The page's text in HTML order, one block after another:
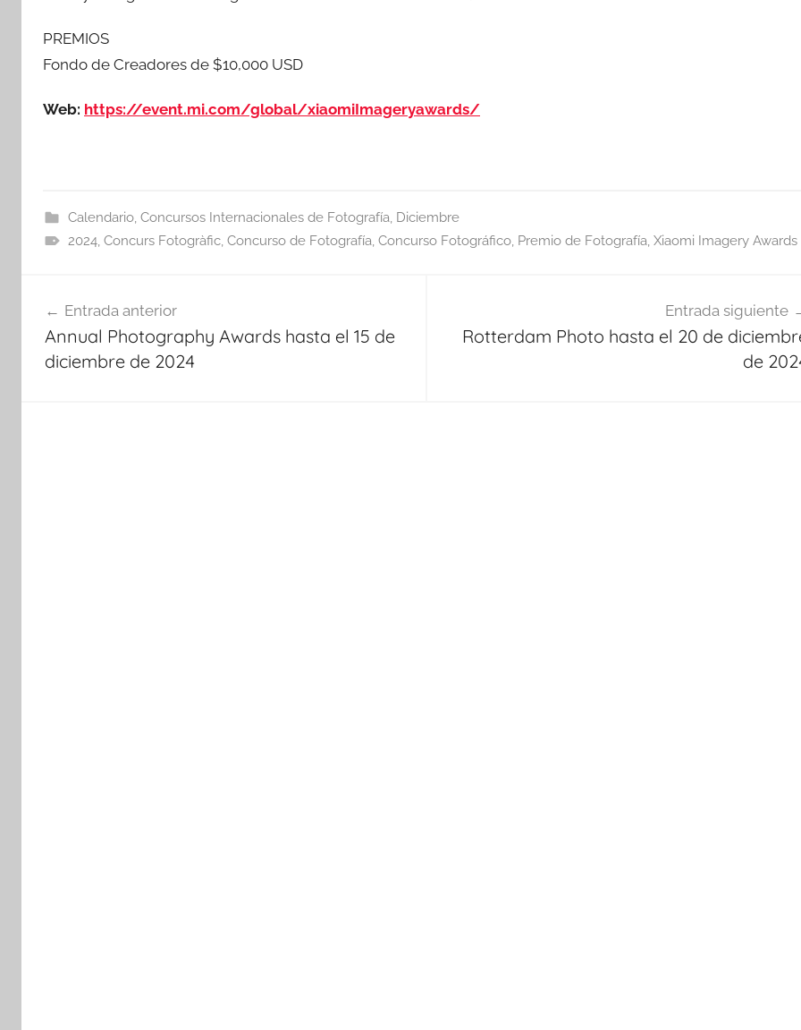
PREMIOS
Fondo de Creadores de $10,000 USD
Web: https://event.mi.com/global/xiaomiImageryawards/
Calendario, Concursos Internacionales de Fotografía Diciembre
2024, Concurs Fotogràfic, Concurso de Fotografía Concurso Fotográfico, Premio de Fotografía Xiaomi Imagery Awards
de
entradas
Entrada anterior
Annual Photography Awards hasta el 15 de
diciembre de 2024
Entrada siguiente
Rotterdam Photo hasta el 20 de
de